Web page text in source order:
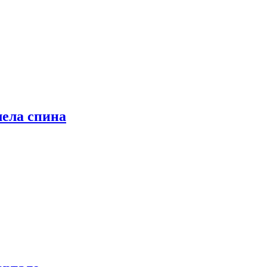
спина